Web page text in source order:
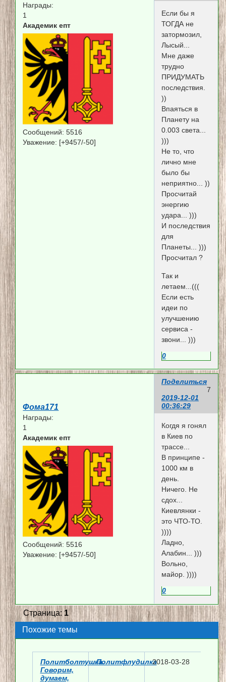
Награды:
1
Академик епт
Сообщений: 5516
Уважение: [+9457/-50]
Если бы я
ТОГДА не
затормозил,
Лысый...
Мне даже
трудно
ПРИДУМАТЬ
последствия.
))
Впаяться в
Планету на
0.003 света...
)))
Не то, что
лично мне
было бы
неприятно... ))
Просчитай
энергию
удара... )))
И последствия
для
Планеты... )))
Просчитал ?
Так и
летаем...(((
Если есть
идеи по
улучшению
сервиса -
звони... )))
0
Поделиться
7
2019-12-01
00:36:29
Фома171
Награды:
1
Академик епт
Сообщений: 5516
Уважение: [+9457/-50]
Когдя я гонял
в Киев по
трассе...
В принципе -
1000 км в
день.
Ничего. Не
сдох...
Киевлянки -
это ЧТО-ТО.
))))
Ладно,
Алабин... )))
Вольно,
майор. ))))
0
Страница: 1
Похожие темы
Политболтушка.
Говорим,
думаем,
Политфлудилка2018-03-28